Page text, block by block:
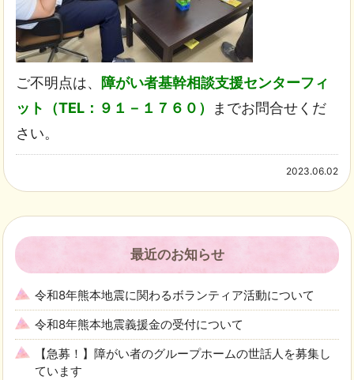
ご不明点は、 障がい者基幹相談支援センターフィ
ット（TEL：９１－１７６０）
までお問合せくだ
さい。
2023.06.02
最近のお知らせ
令和8年熊本地震に関わるボランティア活動について
令和8年熊本地震義援金の受付について
【急募！】障がい者のグループホームの世話人を募集し
ています